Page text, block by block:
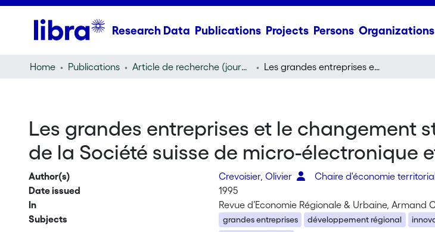
Research Data Publications Projects Persons Organizations
Home Publications Article de recherche (journal article) Les grandes entreprises et le changement structurel au niveau régional: le cas de la Société suisse de micro-électronique et d'horlogerie S.A.
Les grandes entreprises et le changement
de la Société suisse de micro-électronique
Author(s) Crevoisier, Olivier
Chaire d'économie
Date issued
1995
In
Revue d’Economie Régionale & Urbaine, Armand
Subjects
grandes entreprises développement régional